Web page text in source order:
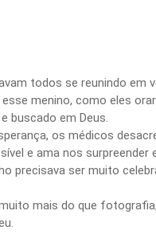
todos se reunindo em
menino, como eles
buscado em Deus.
os médicos
e ama nos
precisava ser muito
mais do que